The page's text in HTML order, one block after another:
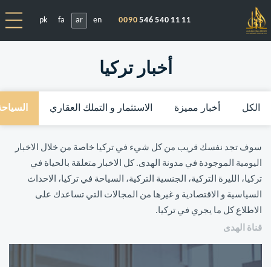
0090 546 540 11 11
en
ar
fa
pk
أخبار تركيا
الكل أخبار مميزة الاستثمار و التملك العقاري
سوف تجد نفسك قريب من كل شيء في تركيا خاصة من خلال الاخبار
اليومية الموجودة في مدونة الهدى. كل الاخبار متعلقة بالحياة في
تركيا، الليرة التركية، الجنسية التركية، السياحة في تركيا، الاحداث
السياسية و الاقتصادية و غيرها من المجالات التي تساعدك على
الاطلاع كل ما يجري في تركيا.
قناة الهدى